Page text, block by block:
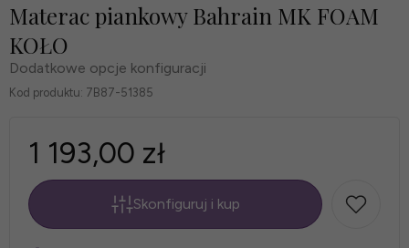
Materac piankowy Bahrain MK FOAM
KOŁO
Dodatkowe opcje konfiguracji
Kod produktu: 7B87-51385
1 193,00 zł
*Rozmiar
szt.
Skonfiguruj i kup